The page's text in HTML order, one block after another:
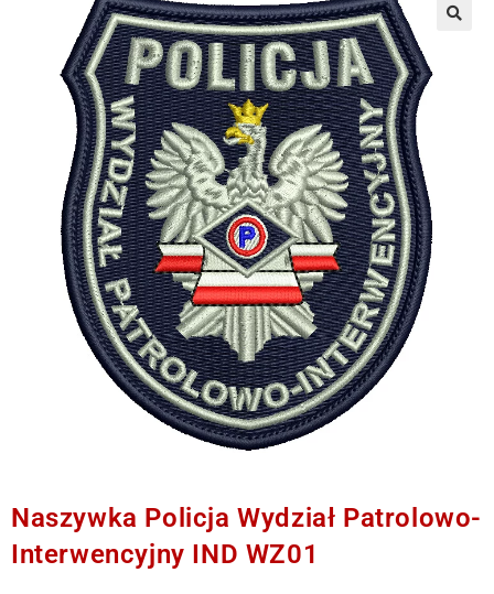
Naszywka Policja Wydział Patrolowo-
Interwencyjny IND WZ01